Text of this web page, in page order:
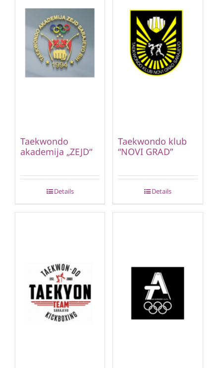
Taekwondo
akademija „ZEJD“
Details
Taekwondo klub
“NOVI GRAD”
Details